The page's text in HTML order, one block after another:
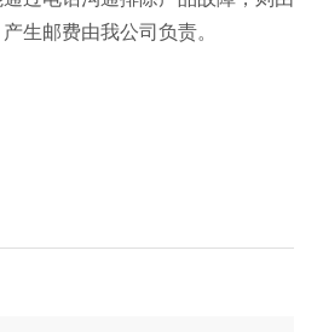
邮费由我公司负责。